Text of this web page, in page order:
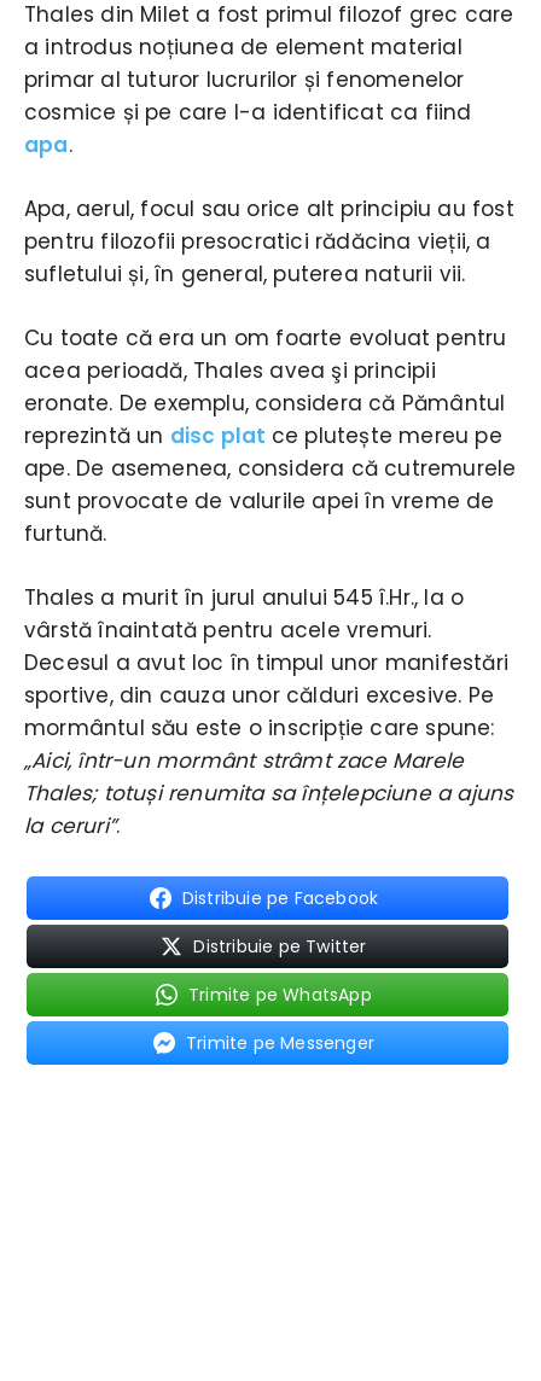
Thales din Milet a fost primul filozof grec care
a introdus noțiunea de element material
primar al tuturor lucrurilor și fenomenelor
cosmice și pe care l-a identificat ca fiind
apa.
Apa, aerul, focul sau orice alt principiu au fost
pentru filozofii presocratici rădăcina vieții, a
sufletului și, în general, puterea naturii vii.
Cu toate că era un om foarte evoluat pentru
acea perioadă, Thales avea şi principii
eronate. De exemplu, considera că Pământul
reprezintă un disc plat ce plutește mereu pe
ape. De asemenea, considera că cutremurele
sunt provocate de valurile apei în vreme de
furtună.
Thales a murit în jurul anului 545 î.Hr., la o
vârstă înaintată pentru acele vremuri.
Decesul a avut loc în timpul unor manifestări
sportive, din cauza unor călduri excesive. Pe
mormântul său este o inscripție care spune:
„Aici, într-un mormânt strâmt zace Marele
Thales; totuși renumita sa înțelepciune a ajuns
la ceruri”.
Distribuie pe Facebook
Distribuie pe Twitter
Trimite pe WhatsApp
Trimite pe Messenger